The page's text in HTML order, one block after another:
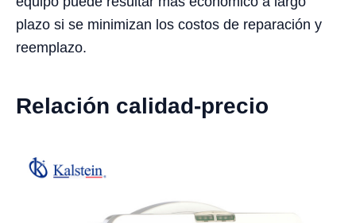
plazo si se minimizan los costos de reparación y
reemplazo.
Relación calidad-precio